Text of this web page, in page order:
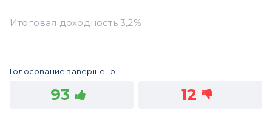
Голосование завершено.
93 12